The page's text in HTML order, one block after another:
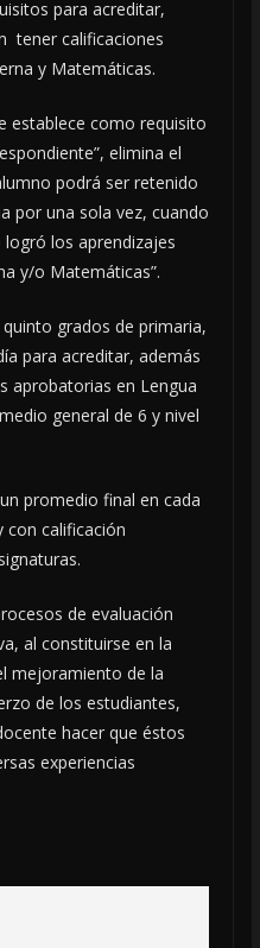
para acreditar,
tener calificaciones
y Matemáticas.
establece como requisito
elimina el
podrá ser retenido
por una sola vez, cuando
los aprendizajes
y/o Matemáticas”.
grados de primaria,
para acreditar, además
aprobatorias en Lengua
general de 6 y nivel
promedio final en cada
con calificación
de evaluación
al constituirse en la
mejoramiento de la
de los estudiantes,
hacer que éstos
experiencias